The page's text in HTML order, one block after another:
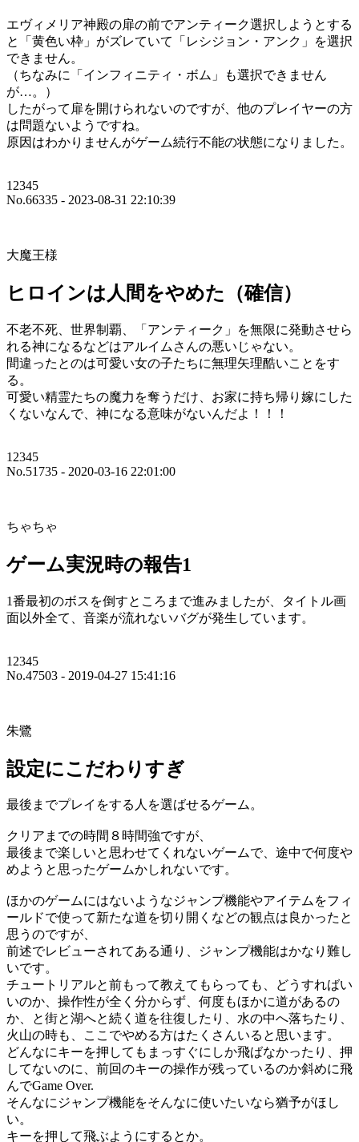
エヴィメリア神殿の扉の前でアンティーク選択しようとする
と「黄色い枠」がズレていて「レシジョン・アンク」を選択
できません。
（ちなみに「インフィニティ・ボム」も選択できません
が…。）
したがって扉を開けられないのですが、他のプレイヤーの方
は問題ないようですね。
原因はわかりませんがゲーム続行不能の状態になりました。
12345
No.66335 - 2023-08-31 22:10:39
大魔王様
ヒロインは人間をやめた（確信）
不老不死、世界制覇、「アンティーク」を無限に発動させら
れる神になるなどはアルイムさんの悪いじゃない。
間違ったとのは可愛い女の子たちに無理矢理酷いことをす
る。
可愛い精霊たちの魔力を奪うだけ、お家に持ち帰り嫁にした
くないなんで、神になる意味がないんだよ！！！
12345
No.51735 - 2020-03-16 22:01:00
ちゃちゃ
ゲーム実況時の報告1
1番最初のボスを倒すところまで進みましたが、タイトル画
面以外全て、音楽が流れないバグが発生しています。
12345
No.47503 - 2019-04-27 15:41:16
朱鷺
設定にこだわりすぎ
最後までプレイをする人を選ばせるゲーム。
クリアまでの時間８時間強ですが、
最後まで楽しいと思わせてくれないゲームで、途中で何度や
めようと思ったゲームかしれないです。
ほかのゲームにはないようなジャンプ機能やアイテムをフィ
ールドで使って新たな道を切り開くなどの観点は良かったと
思うのですが、
前述でレビューされてある通り、ジャンプ機能はかなり難し
いです。
チュートリアルと前もって教えてもらっても、どうすればい
いのか、操作性が全く分からず、何度もほかに道があるの
か、と街と湖へと続く道を往復したり、水の中へ落ちたり、
火山の時も、ここでやめる方はたくさんいると思います。
どんなにキーを押してもまっすぐにしか飛ばなかったり、押
してないのに、前回のキーの操作が残っているのか斜めに飛
んでGame Over.
そんなにジャンプ機能をそんなに使いたいなら猶予がほし
い。
キーを押して飛ぶようにするとか。